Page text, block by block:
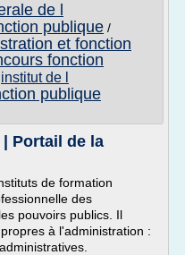
de l
publique /
et fonction
fonction
institut de l
publique
Portail de la
de formation
des
pouvoirs publics. Il
à l'administration :